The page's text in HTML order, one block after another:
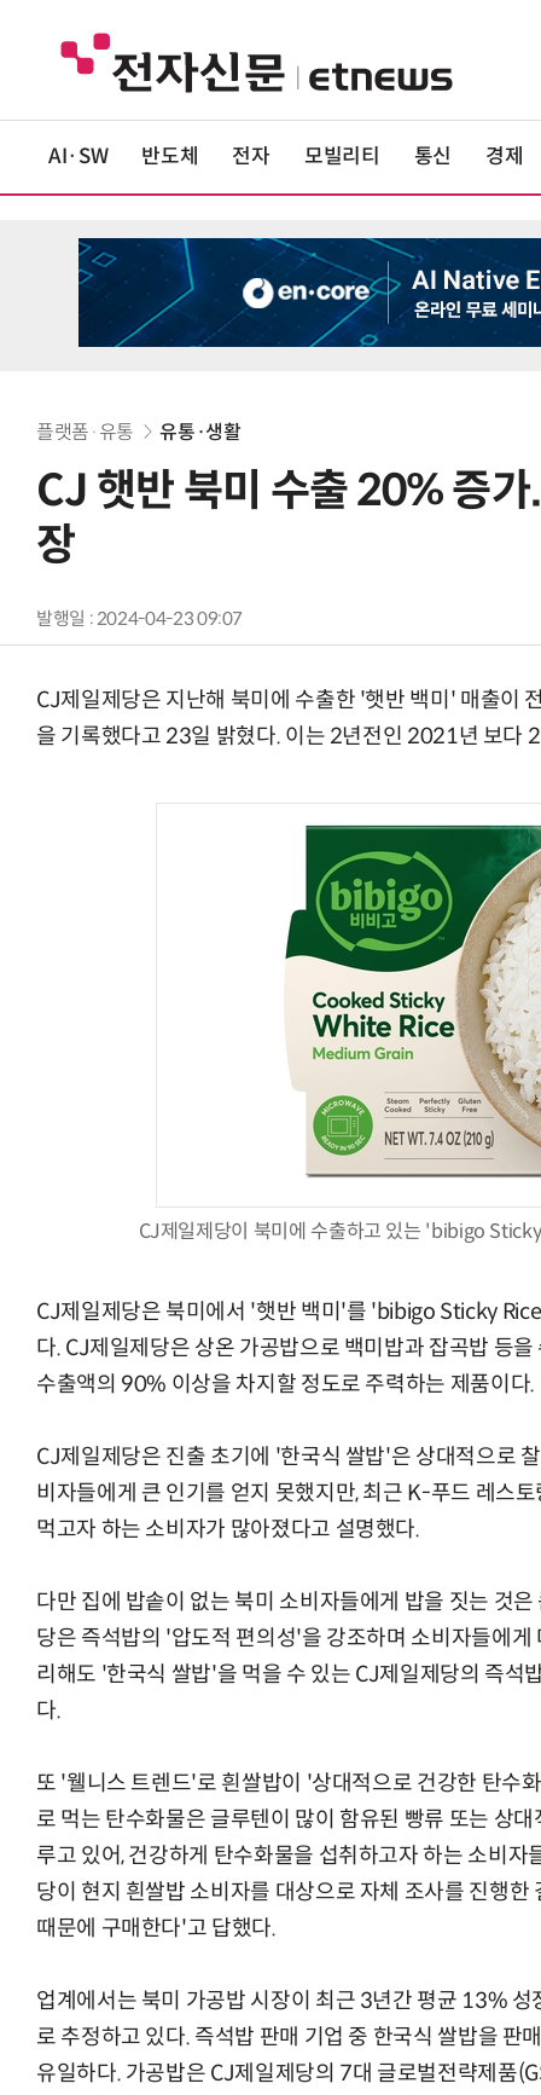
AI·SW 반도체 전자 모빌리티 통신 경제
플랫폼·유통 유통·생활
CJ 햇반 북미 수출 20% 증
장
발행일 : 2024-04-23 09:07
CJ제일제당은 지난해 북미에 수출한 '햇반 백미' 매출이
을 기록했다고 23일 밝혔다. 이는 2년전인 2021년 보다
CJ제일제당이 북미에 수출하고 있는 'bibigo
CJ제일제당은 북미에서 '햇반 백미'를 'bibigo Sticky
다. CJ제일제당은 상온 가공밥으로 백미밥과 잡곡밥 등
수출액의 90% 이상을 차지할 정도로 주력하는 제품이다.
CJ제일제당은 진출 초기에 '한국식 쌀밥'은 상대적으로
비자들에게 큰 인기를 얻지 못했지만, 최근 K-푸드 레스
먹고자 하는 소비자가 많아졌다고 설명했다.
다만 집에 밥솥이 없는 북미 소비자들에게 밥을 짓는 것
당은 즉석밥의 '압도적 편의성'을 강조하며 소비자들에
리해도 '한국식 쌀밥'을 먹을 수 있는 CJ제일제당의 즉석
다.
또 '웰니스 트렌드'로 흰쌀밥이 '상대적으로 건강한 탄수
로 먹는 탄수화물은 글루텐이 많이 함유된 빵류 또는 상
루고 있어, 건강하게 탄수화물을 섭취하고자 하는 소비
당이 현지 흰쌀밥 소비자를 대상으로 자체 조사를 진행
때문에 구매한다'고 답했다.
업계에서는 북미 가공밥 시장이 최근 3년간 평균 13%
로 추정하고 있다. 즉석밥 판매 기업 중 한국식 쌀밥을 판
유일하다. 가공밥은 CJ제일제당의 7대 글로벌전략제품
AI Native Enterprise를 지원하는 AI Ready Data